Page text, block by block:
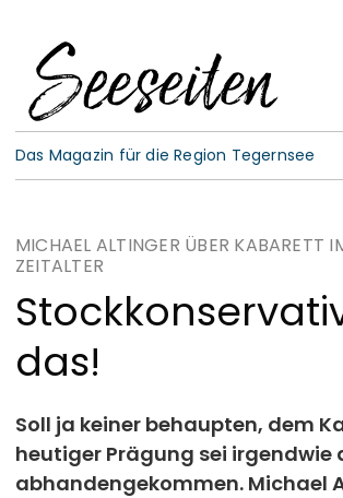
content
See-Leben
Kulinarik
Gespräche
ABO
Das Magazin für die Region Tegernsee
MICHAEL ALTINGER ÜBER KABARETT
ZEITALTER
das!
Soll ja keiner behaupten, dem
heutiger Prägung sei irgendwie
abhandengekommen. Michael